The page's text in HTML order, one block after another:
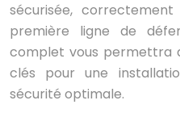
sécurisée,
première ligne de
complet vous permettra
clés pour une
sécurité optimale.